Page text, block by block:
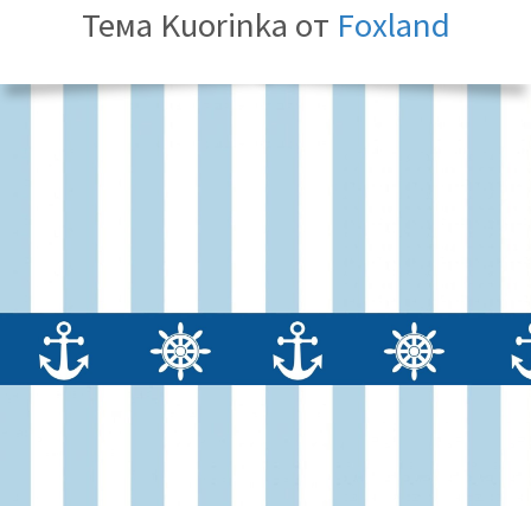
Тема Kuorinka от Foxland